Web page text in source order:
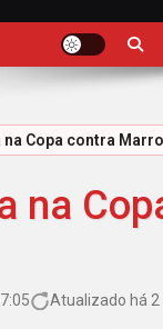
na Copa contra
na
Atualizado há